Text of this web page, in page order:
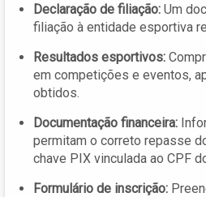
Declaração de filiação: Um
filiação à entidade esportiva
Resultados esportivos:
em competições e eventos,
obtidos.
Documentação financeira:
permitam o correto repasse
chave PIX vinculada ao CPF
Formulário de inscrição: